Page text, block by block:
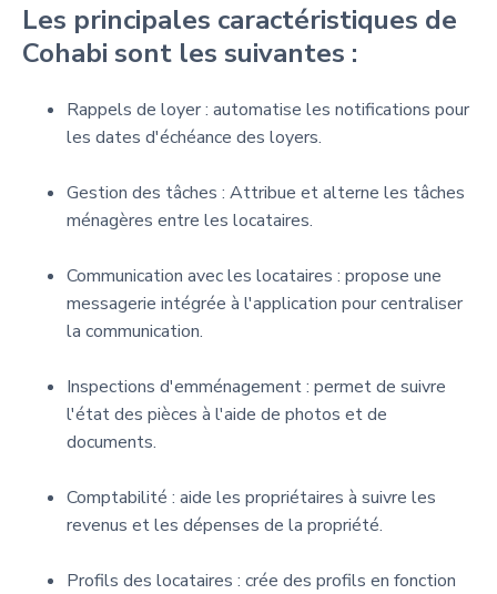
Les principales caractéristiques de
Cohabi sont les suivantes :
Rappels de loyer : automatise les notifications pour
les dates d'échéance des loyers.
Gestion des tâches : Attribue et alterne les tâches
ménagères entre les locataires.
Communication avec les locataires : propose une
messagerie intégrée à l'application pour centraliser
la communication.
Inspections d'emménagement : permet de suivre
l'état des pièces à l'aide de photos et de
documents.
Comptabilité : aide les propriétaires à suivre les
revenus et les dépenses de la propriété.
Profils des locataires : crée des profils en fonction